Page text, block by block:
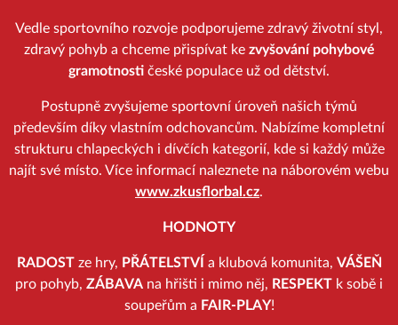
Vedle sportovního rozvoje podporujeme zdravý životní styl,
zdravý pohyb a chceme přispívat kezvyšování pohybové
gramotnosti české populace už od dětství.
Postupně zvyšujeme sportovní úroveň našich týmů
především díky vlastním odchovancům. Nabízíme kompletní
strukturu chlapeckých i dívčích kategorií, kde si každý může
najít své místo. Více informací naleznete na náborovém webu
www.zkusflorbal.cz.
HODNOTY
RADOSTze hry, PŘÁTELSTVÍ a klubová komunita, VÁŠEŇ
pro pohyb, ZÁBAVA na hřišti i mimo něj, RESPEKT k sobě i
soupeřům a FAIR-PLAY!